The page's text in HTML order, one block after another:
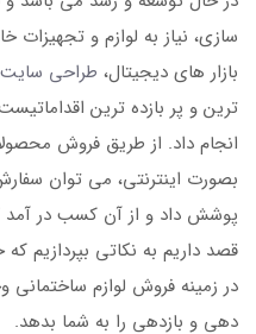
سازی، نیاز به لوازم و
بازار های دیجیتال، طراحی سایت
ترین و پر بازده ترین
انجام داد. از طریق فروش
بصورت اینترنتی، می توان
پوشش داد و از آن کسب در آمد
قصد داریم به نکاتی بپردازیم
در زمینه فروش لوازم ساختمانی
دهی و بازدهی را به شما بدهد.